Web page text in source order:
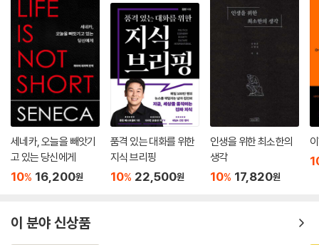
세네카, 오늘을 빼앗기
고 있는 당신에게
10% 16,200원
품격 있는 대화를 위한
지식 브리핑
10% 22,500원
인생을 위한 최소한의
생각
10% 17,820원
이 분야 신상품